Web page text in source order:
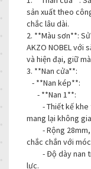
sản xuất theo
chắc lâu dài.
2. **Màu sơn**:
AKZO NOBEL với
và hiện đại, giữ
3. **Nan cửa**:
- **Nan kép**:
- **Nan 1**:
- Thiết kế khe
mang lại không
- Rộng 28mm,
chắc chắn với
- Độ dày nan
lực.